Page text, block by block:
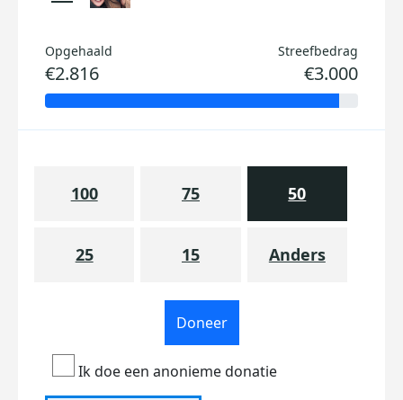
Opgehaald
€2.816
Streefbedrag
€3.000
100 75 50
25 15 Anders
Doneer
Ik doe een anonieme donatie